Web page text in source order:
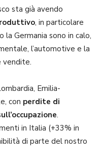
sta già avendo
, in particolare
la Germania sono in calo,
l’automotive e la
vendite.
Emilia-
con perdite di
.
in Italia (+33% in
di parte del nostro